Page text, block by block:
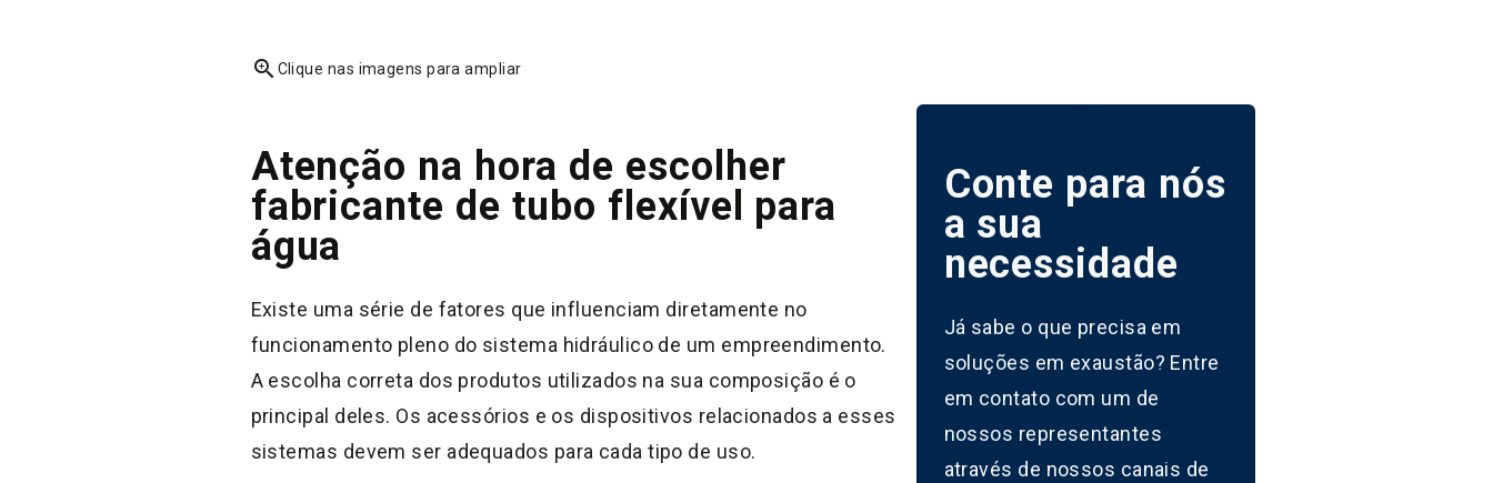
zoom_inClique nas imagens para ampliar
Atenção na hora de escolher
fabricante de tubo flexível para
água
Existe uma série de fatores que influenciam diretamente no
funcionamento pleno do sistema hidráulico de um empreendimento.
A escolha correta dos produtos utilizados na sua composição é o
principal deles. Os acessórios e os dispositivos relacionados a esses
sistemas devem ser adequados para cada tipo de uso.
Conte para nós
a sua
necessidade
Já sabe o que precisa em
soluções em exaustão? Entre
em contato com um de
nossos representantes
através de nossos canais de